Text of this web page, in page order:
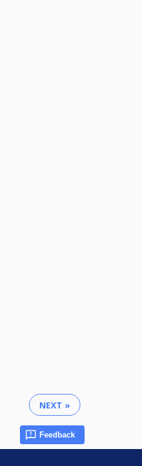
NEXT »
Feedback